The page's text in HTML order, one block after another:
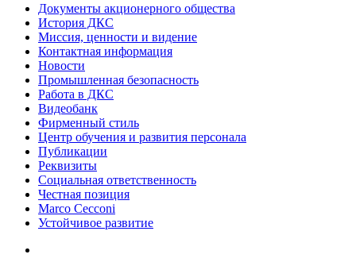
Документы акционерного общества
История ДКС
Миссия, ценности и видение
Контактная информация
Новости
Промышленная безопасность
Работа в ДКС
Видеобанк
Фирменный стиль
Центр обучения и развития персонала
Публикации
Реквизиты
Социальная ответственность
Честная позиция
Marco Cecconi
Устойчивое развитие